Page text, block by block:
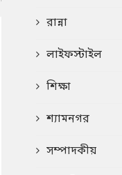
রান্না
লাইফস্টাইল
শিক্ষা
শ্যামনগর
সম্পাদকীয়